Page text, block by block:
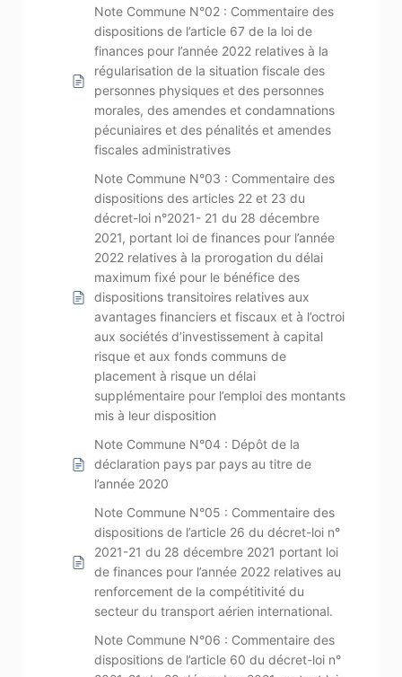
Note Commune N°02 : Commentaire des
dispositions de l’article 67 de la loi de
finances pour l’année 2022 relatives à la
régularisation de la situation fiscale des
personnes physiques et des personnes
morales, des amendes et condamnations
pécuniaires et des pénalités et amendes
fiscales administratives
Note Commune N°03 : Commentaire des
dispositions des articles 22 et 23 du
décret-loi n°2021- 21 du 28 décembre
2021, portant loi de finances pour l’année
2022 relatives à la prorogation du délai
maximum fixé pour le bénéfice des
dispositions transitoires relatives aux
avantages financiers et fiscaux et à l’octroi
aux sociétés d’investissement à capital
risque et aux fonds communs de
placement à risque un délai
supplémentaire pour l’emploi des montants
mis à leur disposition
Note Commune N°04 : Dépôt de la
déclaration pays par pays au titre de
l’année 2020
Note Commune N°05 : Commentaire des
dispositions de l’article 26 du décret-loi n°
2021-21 du 28 décembre 2021 portant loi
de finances pour l’année 2022 relatives au
renforcement de la compétitivité du
secteur du transport aérien international.
Note Commune N°06 : Commentaire des
dispositions de l’article 60 du décret-loi n°